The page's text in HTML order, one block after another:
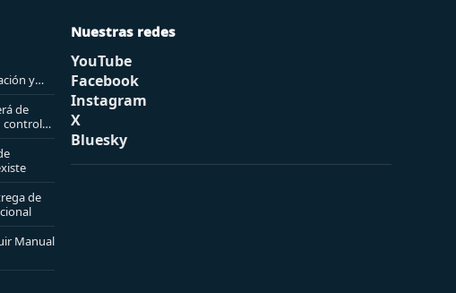
y
de
control
de
Manual
Nuestras redes
YouTube
Facebook
Instagram
X
Bluesky